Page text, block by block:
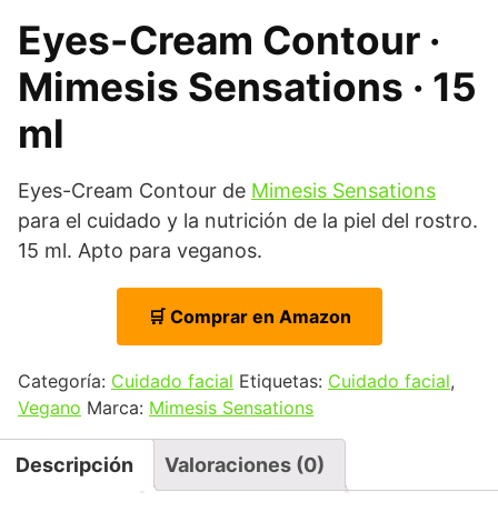
Eyes-Cream Contour ·
Mimesis Sensations · 15
ml
Eyes-Cream Contour de Mimesis Sensations
para el cuidado y la nutrición de la piel del rostro.
15 ml. Apto para veganos.
🛒 Comprar en Amazon
Categoría: Cuidado facial Etiquetas: Cuidado facial,
Vegano Marca: Mimesis Sensations
Descripción Valoraciones (0)